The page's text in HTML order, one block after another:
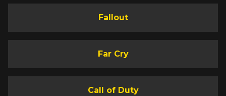
Fallout
Far Cry
Call of Duty